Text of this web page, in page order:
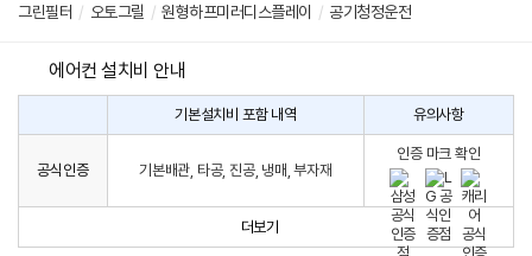
그린필터 / 오토그릴 / 원형하프미러디스플레이 / 공기청정운전
에어컨 설치비 안내
구
시
컨
설
기본설치비 포함 내역 유의사항
공식인증 기본배관, 타공, 진공, 냉매, 부자재
인증 마크 확인
더보기